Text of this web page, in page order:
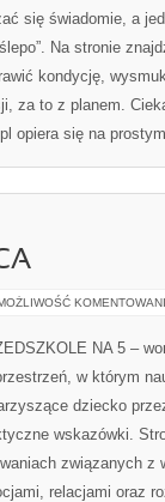
się świadomie, a
Na stronie
kondycję,
za to z planem.
opiera się na
NA 5 –
w którym
dziecko
wskazówki.
związanych z
relacjami oraz